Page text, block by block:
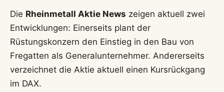
Die Rheinmetall Aktie News zeigen aktuell zwei
Entwicklungen: Einerseits plant der
Rüstungskonzern den Einstieg in den Bau von
Fregatten als Generalunternehmer. Andererseits
verzeichnet die Aktie aktuell einen Kursrückgang
im DAX.